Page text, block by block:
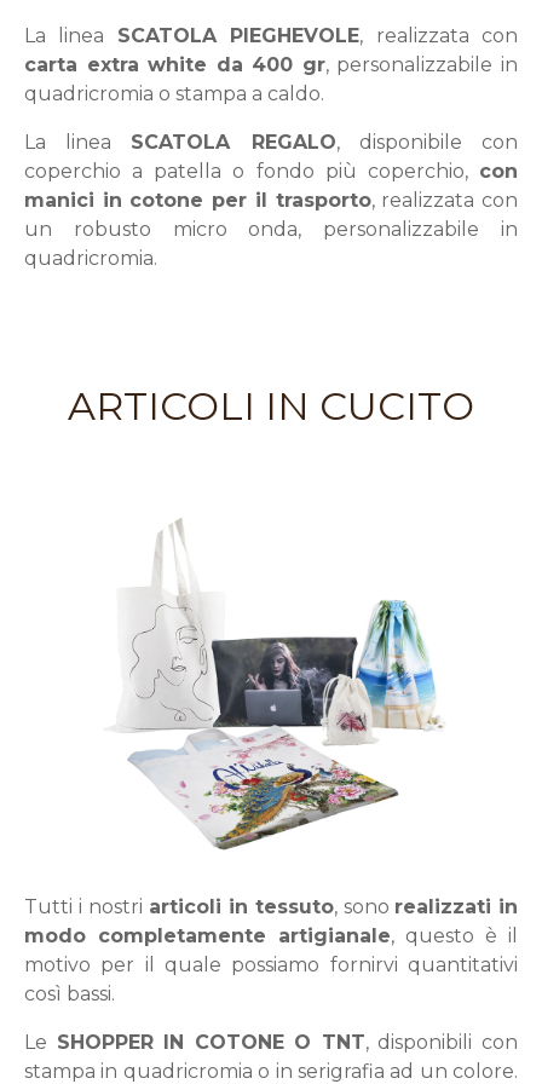
La linea SCATOLA PIEGHEVOLE, realizzata con
carta extra white da 400 gr, personalizzabile in
quadricromia o stampa a caldo.
La linea SCATOLA REGALO, disponibile con
coperchio a patella o fondo più coperchio, con
manici in cotone per il trasporto, realizzata con
un robusto micro onda, personalizzabile in
quadricromia.
ARTICOLI IN CUCITO
Tutti i nostri articoli in tessuto, sono realizzati in
modo completamente artigianale, questo è il
motivo per il quale possiamo fornirvi quantitativi
così bassi.
Le SHOPPER IN COTONE O TNT, disponibili con
stampa in quadricromia o in serigrafia ad un colore.